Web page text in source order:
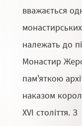
вважається
належать до
Монастир
пам'яткою
наказом
XVI століття. З